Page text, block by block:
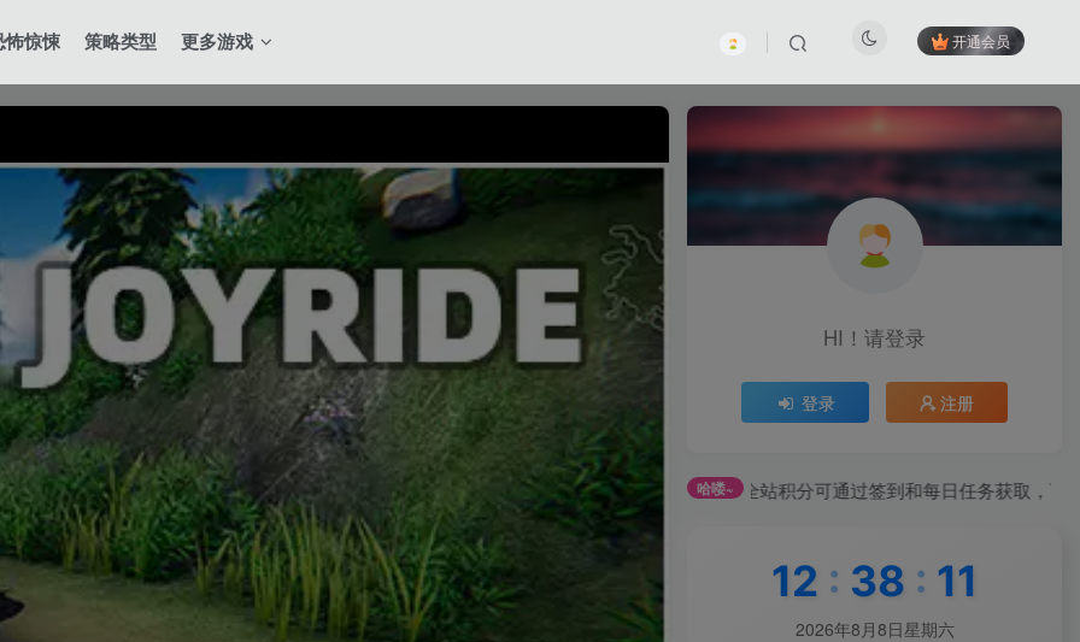
怖惊悚 策略类型 更多游戏 开通会员
HI！请登录
登录 注册
哈喽~
全站积分可通过签到和每日任务获取，可别错过哦！
12 : 38 : 14
2026年8月8日星期六